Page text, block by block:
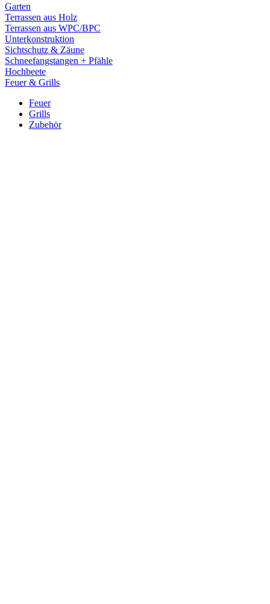
Garten
Terrassen aus Holz
Terrassen aus WPC/BPC
Unterkonstruktion
Sichtschutz & Zäune
Schneefangstangen + Pfähle
Hochbeete
Feuer & Grills
Feuer
Grills
Zubehör